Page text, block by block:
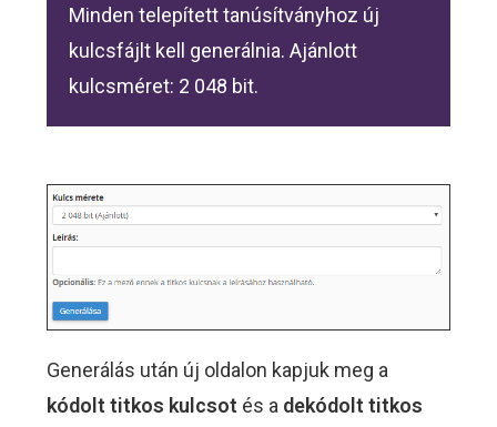
Minden telepített tanúsítványhoz új
kulcsfájlt kell generálnia. Ajánlott
kulcsméret: 2 048 bit.
Generálás után új oldalon kapjuk meg a
kódolt titkos kulcsot és a dekódolt titkos